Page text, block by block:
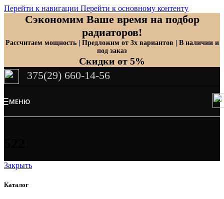
Перейти к навигации Перейти к основному контенту
Сэкономим Ваше время на подбор
радиаторов!
Рассчитаем мощность | Предложим от 3х вариантов | В наличии и
под заказ
Скидки от 5%
375(29) 660-14-56
МЕНЮ
Закрыть
Каталог